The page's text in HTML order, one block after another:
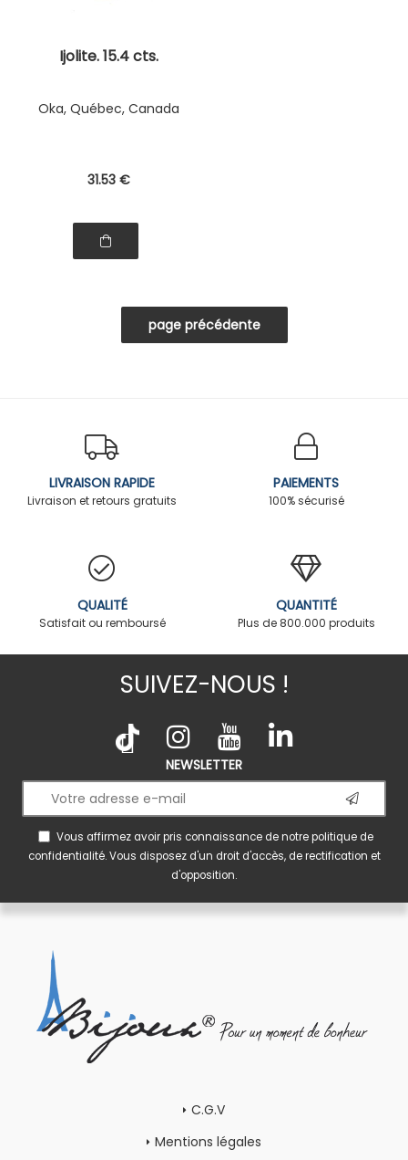
Ijolite. 15.4 cts.
Oka, Québec, Canada
31.53 €
LIVRAISON RAPIDE
Livraison et retours gratuits
PAIEMENTS
100% sécurisé
QUALITÉ
Satisfait ou remboursé
QUANTITÉ
Plus de 800.000 produits
SUIVEZ-NOUS !
NEWSLETTER
Vous affirmez avoir pris connaissance de notrepolitique de
confidentialité. Vous disposez d'un droit d'accès, de rectification et
d'opposition.
C.G.V
Mentions légales